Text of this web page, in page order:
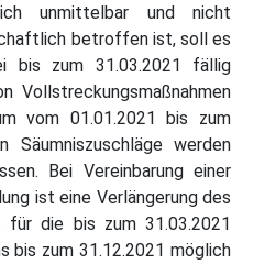
unmittelbar und nicht
betroffen ist, soll es
bis zum 31.03.2021 fällig
Vollstreckungsmaßnahmen
vom 01.01.2021 bis zum
Säumniszuschläge werden
Bei Vereinbarung einer
ist eine Verlängerung des
für die bis zum 31.03.2021
bis zum 31.12.2021 möglich